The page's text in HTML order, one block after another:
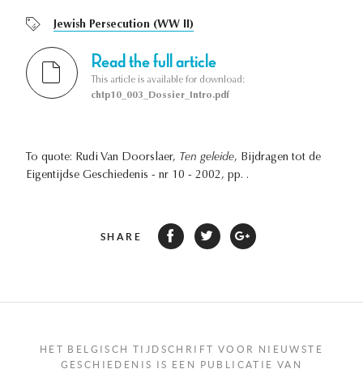
Jewish Persecution (WW II)
Read the full article
This article is available for download:
chtp10_003_Dossier_Intro.pdf
To quote: Rudi Van Doorslaer, Ten geleide, Bijdragen tot de
Eigentijdse Geschiedenis - nr 10 - 2002, pp. .
SHARE
HET BELGISCH TIJDSCHRIFT VOOR NIEUWSTE
GESCHIEDENIS IS EEN PUBLICATIE VAN